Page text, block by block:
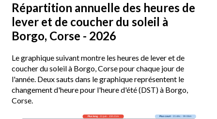
Répartition annuelle des heures de
lever et de coucher du soleil à
Borgo, Corse - 2026
Le graphique suivant montre les heures de lever et de
coucher du soleil à Borgo, Corse pour chaque jour de
l'année. Deux sauts dans le graphique représentent le
changement d'heure pour l'heure d'été (DST) à Borgo,
Corse.
Plus long· 21 juin · 15h 21m Plus court· 21 déc. · 9h 06m